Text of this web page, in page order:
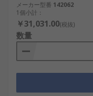
メーカー型番 142062
1個小計：
￥31,031.00(税抜)
数量